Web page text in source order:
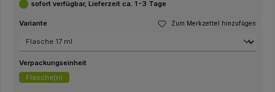
sofort verfügbar, Lieferzeit ca. 1-3 Tage
Zum Merkzettel hinzufügen
Variante
Verpackungseinheit
Flasche(n)